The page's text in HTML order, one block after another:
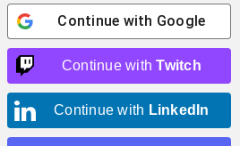
Continue with Google
Continue withTwitch
Continue with LinkedIn